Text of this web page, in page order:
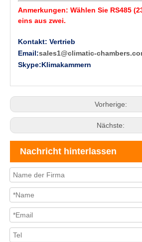
Anmerkungen: Wählen Sie RS485
eins aus zwei.
Kontakt: Vertrieb
Email:sales1@climatic-
Skype:Klimakammern
Vorherige:
Nächste:
Nachricht hinterlassen